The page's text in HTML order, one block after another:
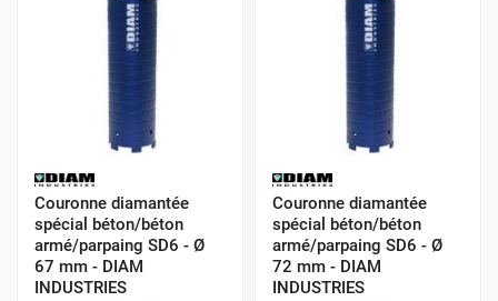
Couronne diamantée
spécial béton/béton
armé/parpaing SD6 - Ø
67 mm - DIAM
INDUSTRIES
Couronne diamantée
spécial béton/béton
armé/parpaing SD6 - Ø
72 mm - DIAM
INDUSTRIES